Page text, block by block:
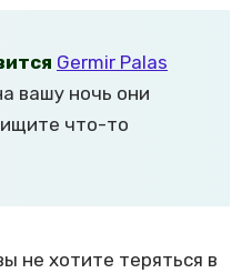
Germir Palas
вашу ночь они
что-то
не хотите теряться в